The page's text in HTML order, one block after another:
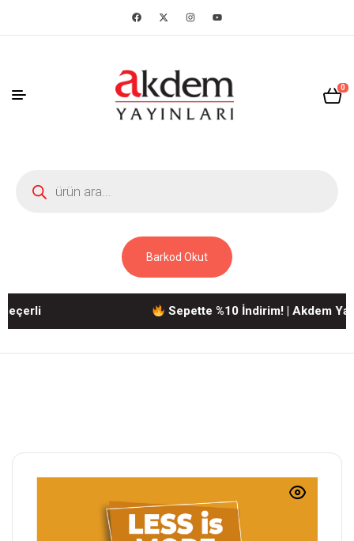
0
Barkod Okut
Sepette %10 İndirim! | Akdem